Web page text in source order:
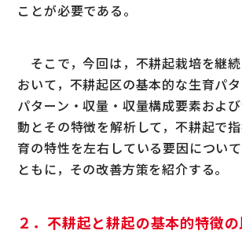
ことが必要である。
そこで，今回は，不耕起栽培を継
おいて，不耕起区の基本的な生育パ
パターン・収量・収量構成要素およ
動とその特徴を解析して，不耕起で
育の特性を左右している要因につい
ともに，その改善方策を紹介する。
２．不耕起と耕起の基本的特徴